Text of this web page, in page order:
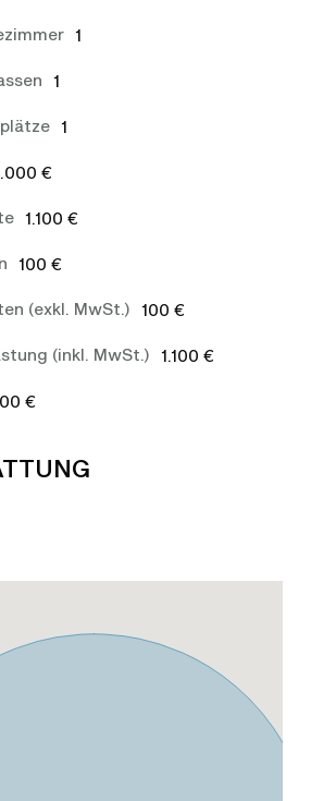
1
1
1
€
1.100 €
100 €
(exkl. MwSt.) 100 €
(inkl. MwSt.) 1.100 €
€